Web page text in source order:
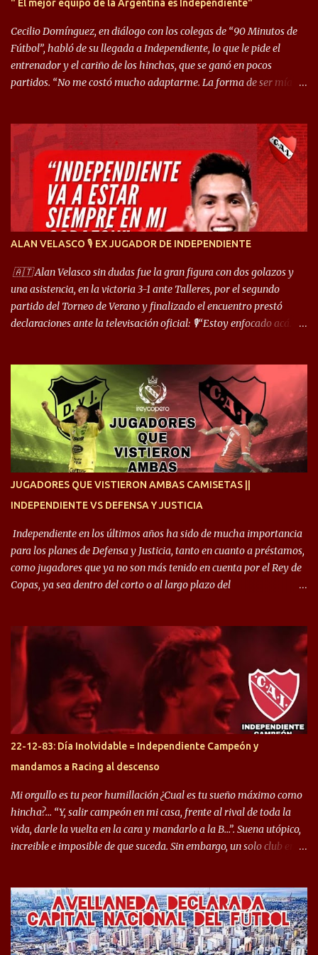
" El mejor equipo de la Argentina es Independiente"
Cecilio Domínguez, en diálogo con los colegas de “90 Minutos de
Fútbol”, habló de su llegada a Independiente, lo que le pide el
entrenador y el cariño de los hinchas, que se ganó en pocos
partidos. “No me costó mucho adaptarme. La forma de ser mía
llegué a un Independiente que juega muy dinámico y me gusta
mucho. Me favorece por la forma de jugar mía y eso también
ayudó a que me adapte”. “Me siento mejor por izquierda, pero me
gusta mucho jugar de 9, y juego sin problemas por derecha
también. Jugar de 9 y de extremo por izquierda es diferente. A mi
me gusta jugar por fuera, porque tengo mas posibilidades de
encarar, de enganchar. Pero yo soy un hombre que pica mucho y
arco y tengo más posibilidades”. Sobre lo que le pide el DT,
comentó: “Cuando juego de 9, obviamente me pide presionar, y
cuand...
ALAN VELASCO 🎙 EX JUGADOR DE INDEPENDIENTE
🇦🇹 Alan Velasco sin dudas fue la gran figura con dos golazos y
una asistencia, en la victoria 3-1 ante Talleres, por el segundo
partido del Torneo de Verano y finalizado el encuentro prestó
declaraciones ante la televisación oficial: 🎙️“Estoy enfocado acá.
ojalá sea lo mejor para el club y para mí. Independiente va a estar
siempre en mi corazón”. 🎙️“Siempre que me tocó vestir la camiseta
quise dar lo mejor. Si me toca marcharme, estoy agradecido al
hincha”. 🎙️“El equipo hizo un gran trabajo, quedó demostrado en el
resultado. Es nuestro segundo partido, en la pretemporada nos
enfocamos en la preparación física. El grupo está encontrando la
JUGADORES QUE VISTIERON AMBAS CAMISETAS ||
INDEPENDIENTE VS DEFENSA Y JUSTICIA
Independiente en los últimos años ha sido de mucha importancia
para los planes de Defensa y Justicia, tanto en cuanto a préstamos,
como jugadores que ya no son más tenido en cuenta por el Rey de
Copas, ya sea dentro del corto o al largo plazo del
Halcón de Varela, como lo es Brian Romero, quien paso a
préstamo allí durante el último mercado de pases y ha rendido de
gran manera, convirtiendo goles importantes, sobre todo en la
copa sudamericana. Pero no sucedió lo mismo en cuanto al
rendimiento que ha producido en el Rojo. Pasando a jugadores que
jugaron en Defensa y ahora están en el rojo, tenemos a la dupla
Gastón Togni y Domingo Blanco, donde ambos explotaron
futbolísticamente hablando en el equipo de Varela, donde, por
ejemplo, el caso de Mingo llego a ser tenido en cuenta para el
Seleccionado Argentino, rendimiento que aún no ha logrado
mostrar en Independiente. En e...
22-12-83: Día Inolvidable = Independiente Campeón y
mandamos a Racing al descenso
Mi orgullo es tu peor humillación ¿Cual es tu sueño máximo como
hincha?… “Y, salir campeón en mi casa, frente al rival de toda la
vida, darle la vuelta en la cara y mandarlo a la B…”. Suena utópico,
increible e imposible de que suceda. Sin embargo, un solo club en el
campeonato del '83 año consagratorio para el Rojo y, por el otro, el
haber mandado al descenso a su eterno rival. 22 de diciembre de
1983 es una fecha que pocos hinchas de Independiente pueden
dejar en el olvido. Es que ese día, el "Rojo" derrotó a Racing por 2 a